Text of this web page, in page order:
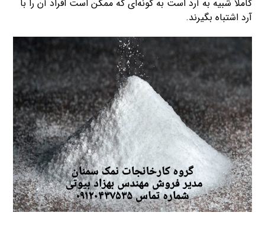
کاملاً شبیه به آرد است به گونه‌ای که ممکن است افراد آن را با
آرد اشتباه بگیرند.